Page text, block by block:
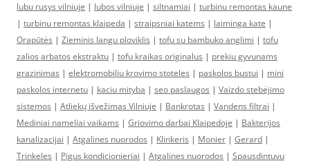
lubu rusys vilniuje | lubos vilniuje | siltnamiai | turbinu remontas kaune
| turbinu remontas klaipeda | straipsniai katems | laiminga kate |
Orapūtės | Zieminis langu ploviklis | tofu su bambuko anglimi | tofu
zalios arbatos ekstraktu | tofu kraikas originalus | prekiu gyvunams
grazinimas | elektromobiliu krovimo stoteles | paskolos bustui | mini
paskolos internetu | kaciu mityba | seo paslaugos | Vaizdo stebėjimo
sistemos | Atliekų išvežimas Vilniuje | Bankrotas | Vandens filtrai |
Mediniai nameliai vaikams | Griovimo darbai Klaipedoje | Bakterijos
kanalizacijai | Atgalines nuorodos | Klinkeris | Monier | Gerard |
Trinkeles | Pigus kondicionieriai | Atgalines nuorodos | Spausdintuvu